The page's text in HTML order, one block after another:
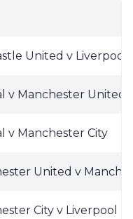
United v Liverpool
v Manchester United
v Manchester City
United v
City v Liverpool